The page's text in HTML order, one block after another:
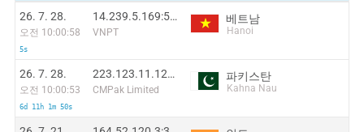
26. 7. 28.
오전 10:00:58
5s
14.239.5.169:59168
VNPT
베트남
Hanoi
26. 7. 28.
오전 10:00:53
6d 11h 1m 50s
223.123.11.128:10010
CMPak Limited
파키스탄
Kahna Nau